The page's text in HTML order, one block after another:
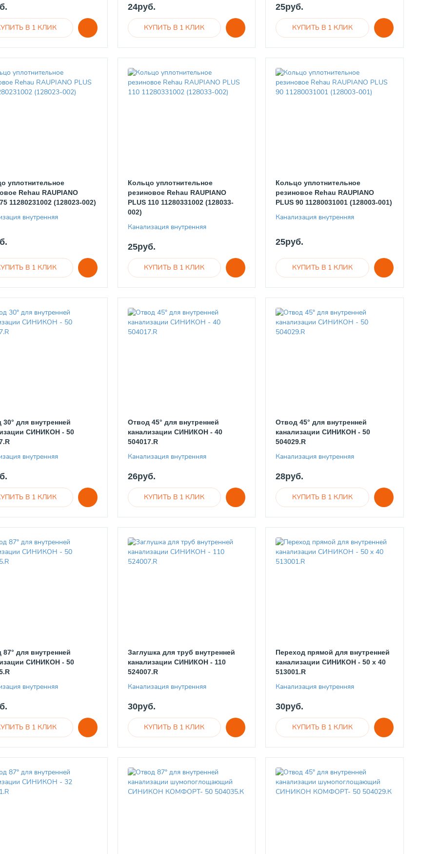
24руб. 25руб.
уплотнительное
Rehau RAUPIANO
11280231002 (128023-002)
внутренняя
Кольцо уплотнительное
резиновое Rehau RAUPIANO
PLUS 110 11280331002 (128033-
002)
Канализация внутренняя
25руб.
Кольцо уплотнительное
резиновое Rehau RAUPIANO
PLUS 90 11280031001 (128003-001)
Канализация внутренняя
25руб.
30° для внутренней
СИНИКОН - 50
внутренняя
Отвод 45° для внутренней
канализации СИНИКОН - 40
504017.R
Канализация внутренняя
26руб.
Отвод 45° для внутренней
канализации СИНИКОН - 50
504029.R
Канализация внутренняя
28руб.
87° для внутренней
СИНИКОН - 50
внутренняя
Заглушка для труб внутренней
канализации СИНИКОН - 110
524007.R
Канализация внутренняя
30руб.
Переход прямой для внутренней
канализации СИНИКОН - 50 x 40
513001.R
Канализация внутренняя
30руб.